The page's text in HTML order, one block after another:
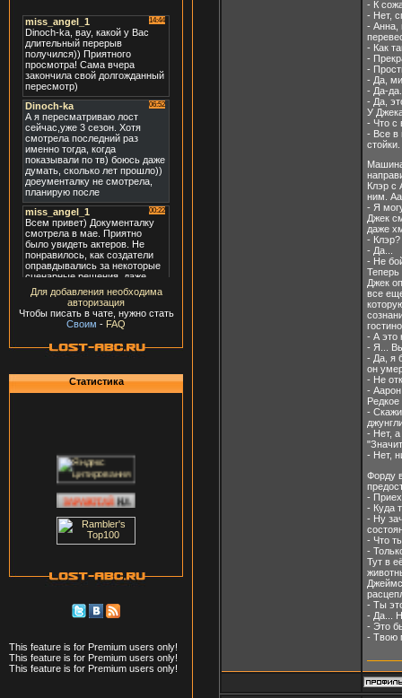
Для добавления необходима
авторизация
Чтобы писать в чате, нужно стать
Своим - FAQ
Статистика
This feature is for Premium users only!
This feature is for Premium users only!
This feature is for Premium users only!
- К
- Нет,
- Анна,
- Как
-
-
- Да,
- Да-
- Да,
У
- Что с
- Все в
стойки.
Клэр с
ним.
- Я
Джек
даже
- Клэр?
- Да...
- Не
Теперь
Джек
все
- А это
- Я...
- Да, я
он
- Не
-
-
- Нет,
- Нет,
Форду
-
- Куда
- Ну
- Что
-
Тут в
- Ты
- Да...
- Это
- Твою